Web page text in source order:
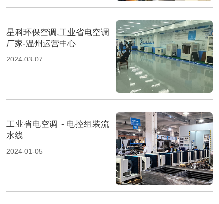
星科环保空调,工业省电空调
厂家-温州运营中心
2024-03-07
工业省电空调 - 电控组装流
水线
2024-01-05